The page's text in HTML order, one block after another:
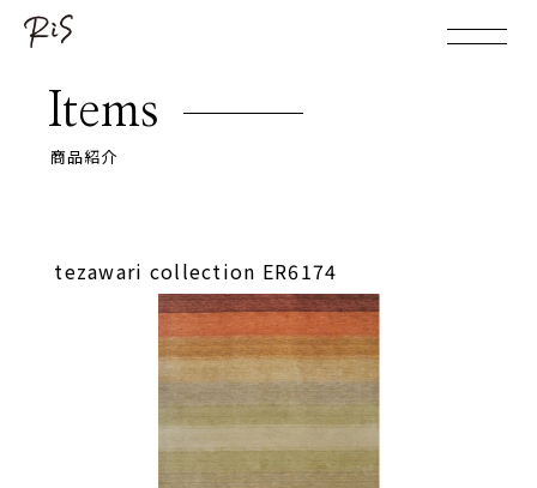
Items
商品紹介
tezawari collection ER6174